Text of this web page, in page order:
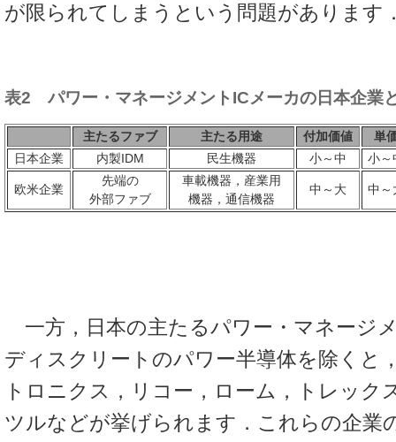
が限られてしまうという問題があります
表2 パワー・マネージメントICメーカの日本企業
主たるファブ 主たる用途 付加価値
単
日本企業
内製IDM 民生機器 小～中 小～
欧米企業
先端の
外部ファブ
車載機器，産業用
機器，通信機器
中～大 中～
一方，日本の主たるパワー・マネージ
ディスクリートのパワー半導体を除くと
トロニクス，リコー，ローム，トレック
ツルなどが挙げられます．これらの企業